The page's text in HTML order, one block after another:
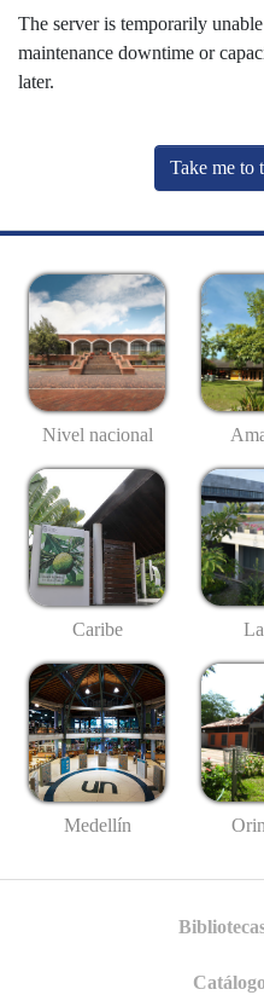
The server is temporarily
maintenance downtime or
later.
Take me to
Nivel nacional
Caribe
Medellín